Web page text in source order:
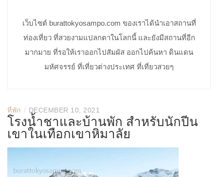
เว็บไซต์ burattokyosampo.com ของเราได้นำเอาสถานที่
ท่องเที่ยว ที่สวยงามแปลกตาในโลกนี้ และยังมีสถานที่อีก
มากมาย ที่รอให้เราออกไปสัมผัส ออกไปค้นหา ดินแดน
มหัศจรรย์ ที่เที่ยวต่างประเทศ ที่เที่ยวสวยๆ
ที่พัก / DECEMBER 10, 2021
โรงน้ำชาและบ้านพัก สำหรับนักปีน
เขาในเทือกเขาหิมาลัย